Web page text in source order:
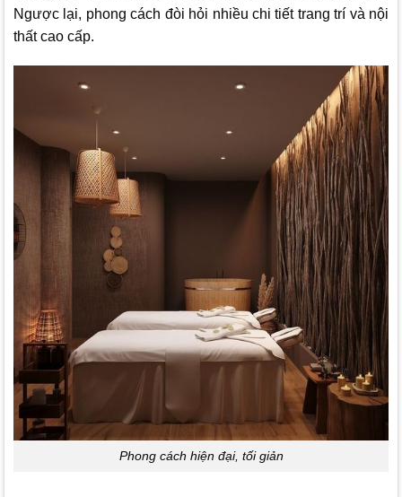
Ngược lại, phong cách đòi hỏi nhiều chi tiết trang trí và nội
thất cao cấp.
Phong cách hiện đại, tối giản